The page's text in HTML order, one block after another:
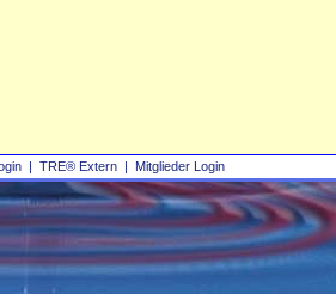
| TRE® Extern | Mitglieder Login